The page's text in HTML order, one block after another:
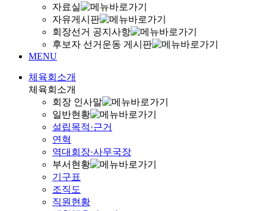
자료실
자유게시판
회장선거 공지사항
후보자 선거운동 게시판
MENU
체육회소개
체육회소개
회장 인사말
일반현황
설립목적·근거
연혁
역대회장·사무국장
부서현황
기구표
조직도
직원현황